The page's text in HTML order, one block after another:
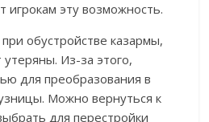
игрокам эту возможность.
обустройстве казармы,
Из-за этого,
для преобразования в
Можно вернуться к
для перестройки